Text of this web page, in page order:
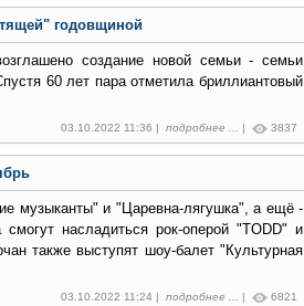
годовщиной
создание новой семьи - семьи
60 лет пара отметила бриллиантовый
03.10.2022 11:36 | подробнее ... | 3837
музыканты" и "Царевна-лягушка", а ещё -
насладиться рок-оперой "TODD" и
также выступят шоу-балет "Культурная
03.10.2022 11:24 | подробнее ... | 6821